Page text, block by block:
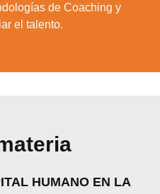
de Coaching y
el talento.
HUMANO EN LA